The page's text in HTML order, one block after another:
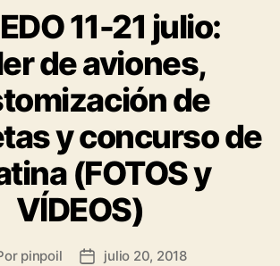
11-21 julio:
de aviones,
de
y concurso de
(FOTOS y
VÍDEOS)
pinpoil
julio 20, 2018